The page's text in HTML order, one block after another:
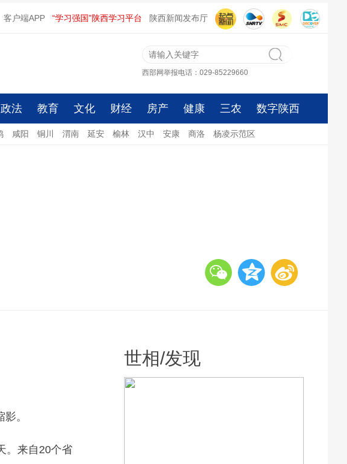
客户端APP “学习强国”陕西学习平台 陕西新闻发布厅
西部网举报电话：029-85229660
政法 教育 文化 财经 房产 健康 三农 数字陕西
咸阳 铜川 渭南 延安 榆林 汉中 安康 商洛 杨凌示范区
。
。来自20个省
世相/发现